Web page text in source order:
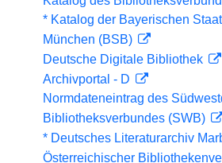
* Katalog der Bayerischen
München (BSB)
Deutsche Digitale Bibliothek
Archivportal - D
Normdateneintrag des
Bibliotheksverbundes (SWB)
* Deutsches Literaturarchiv
Österreichischer